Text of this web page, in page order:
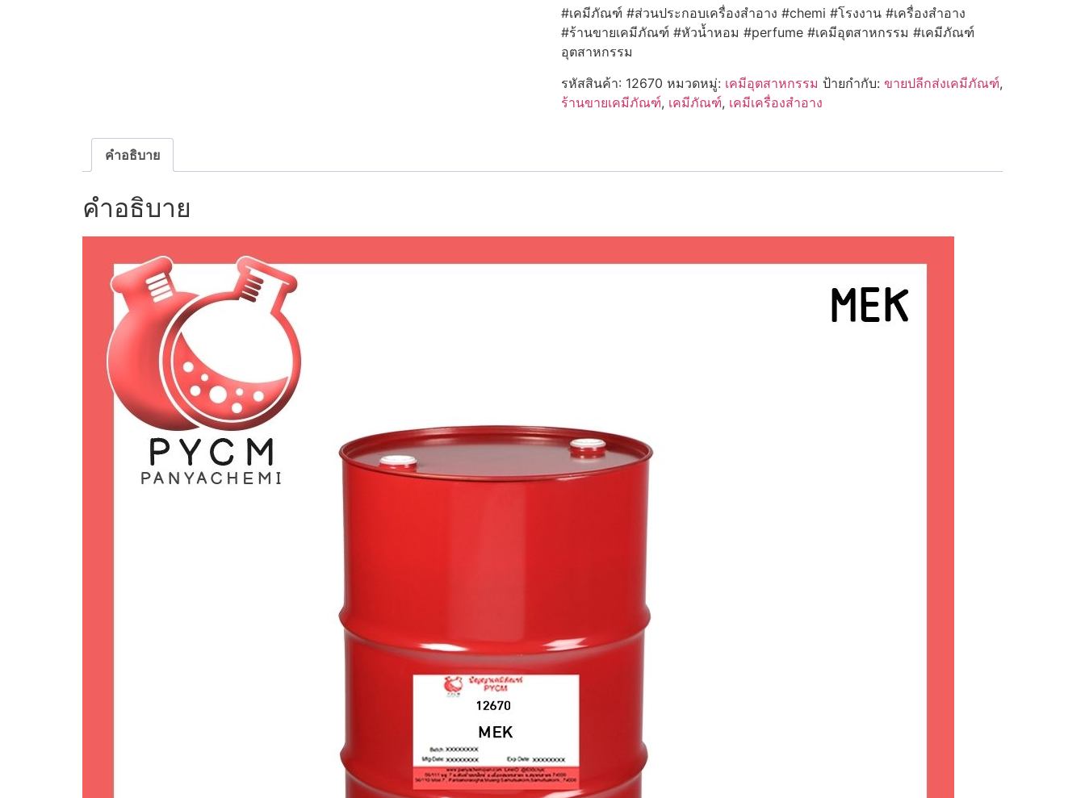
#เคมีภัณฑ์ #ส่วนประกอบเครื่องสำอาง #chemi #โรงงาน #เครื่องสำอาง
#ร้านขายเคมีภัณฑ์ #หัวน้ำหอม #perfume #เคมีอุตสาหกรรม #เคมีภัณฑ์
อุตสาหกรรม
รหัสสินค้า: 12670 หมวดหมู่: เคมีอุตสาหกรรม ป้ายกำกับ: ขายปลีกส่งเคมีภัณฑ์,
ร้านขายเคมีภัณฑ์, เคมีภัณฑ์, เคมีเครื่องสำอาง
คำอธิบาย
คำอธิบาย